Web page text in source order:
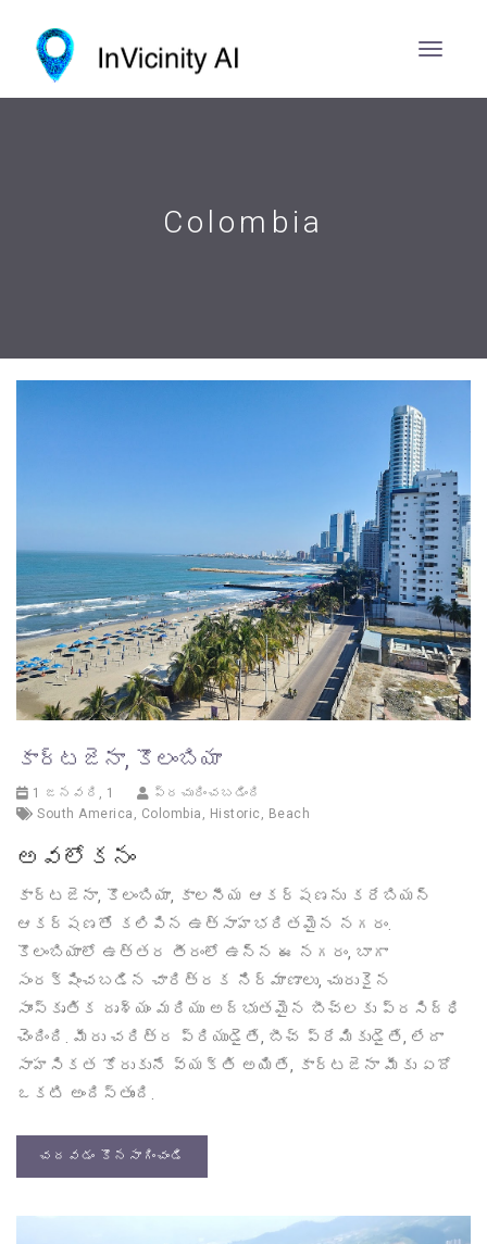
Colombia
కార్టజెనా, కొలంబియా
1 జనవరి, 1
ప్రచురించబడింది
South America , Colombia , Historic , Beach
అవలోకనం
కార్టజెనా, కొలంబియా, కాలనీయ ఆకర్షణను కరేబియన్
ఆకర్షణతో కలిపిన ఉత్సాహభరితమైన నగరం.
కొలంబియాలో ఉత్తర తీరంలో ఉన్న ఈ నగరం, బాగా
సంరక్షించబడిన చారిత్రక నిర్మాణాలు, చురుకైన
సాంస్కృతిక దృశ్యం మరియు అద్భుతమైన బీచ్‌లకు ప్రసిద్ధి
చెందింది. మీరు చరిత్ర ప్రియుడైతే, బీచ్ ప్రేమికుడైతే, లేదా
సాహసికత కోరుకునే వ్యక్తి అయితే, కార్టజెనా మీకు ఏదో
ఒకటి అందిస్తుంది.
చదవడం కొనసాగించండి